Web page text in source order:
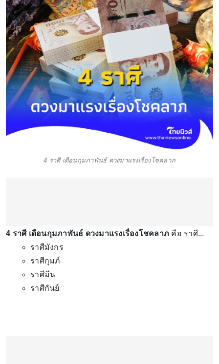
4 ราศี เดือนกุมภาพันธ์ ดวงมาแรงเรื่องโชคลาภ
4 ราศี เดือนกุมภาพันธ์ ดวงมาแรงเรื่องโชคลาภ คือ ราศี...
ราศีมังกร
ราศีกุมภ์
ราศีมีน
ราศีกันย์